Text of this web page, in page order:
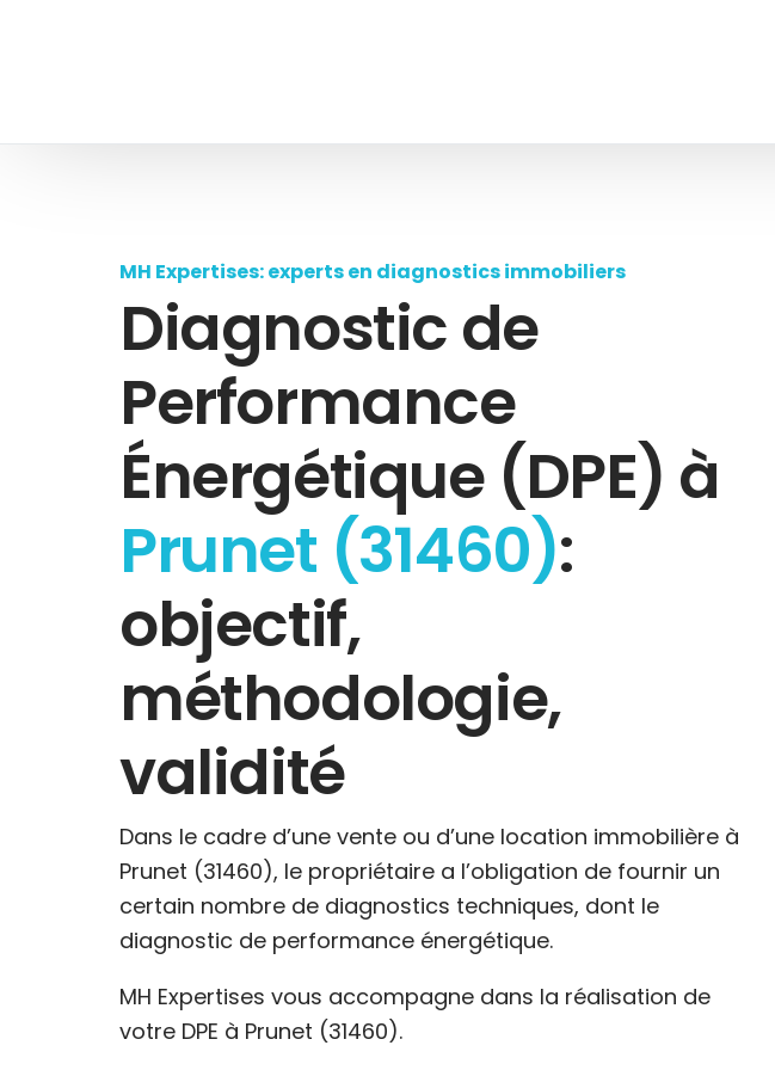
MH Expertises: experts en diagnostics immobiliers
Diagnostic de
Performance
Énergétique (DPE) à
Prunet (31460):
objectif,
méthodologie,
validité
Dans le cadre d’une vente ou d’une location immobilière à
Prunet (31460), le propriétaire a l’obligation de fournir un
certain nombre de diagnostics techniques, dont le
diagnostic de performance énergétique.
MH Expertises vous accompagne dans la réalisation de
votre DPE à Prunet (31460).